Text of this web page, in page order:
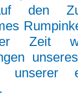
den
Zeit